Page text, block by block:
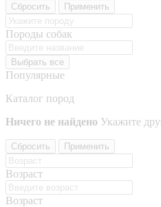
Сбросить Применить
Породы собак
Выбрать все
Популярные
Каталог пород
Ничего не найдено Укажите
Сбросить Применить
Возраст
Возраст